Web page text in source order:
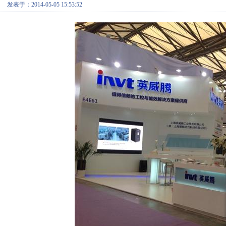
发表于：2014-05-05 15:53:52